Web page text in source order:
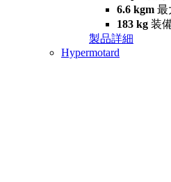
6.6 kgm 最
183 kg 装
製品詳細
Hypermotard